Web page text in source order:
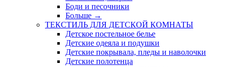
Боди и песочники
Больше →
ТЕКСТИЛЬ ДЛЯ ДЕТСКОЙ КОМНАТЫ
Детское постельное белье
Детские одеяла и подушки
Детские покрывала, пледы и наволочки
Детские полотенца